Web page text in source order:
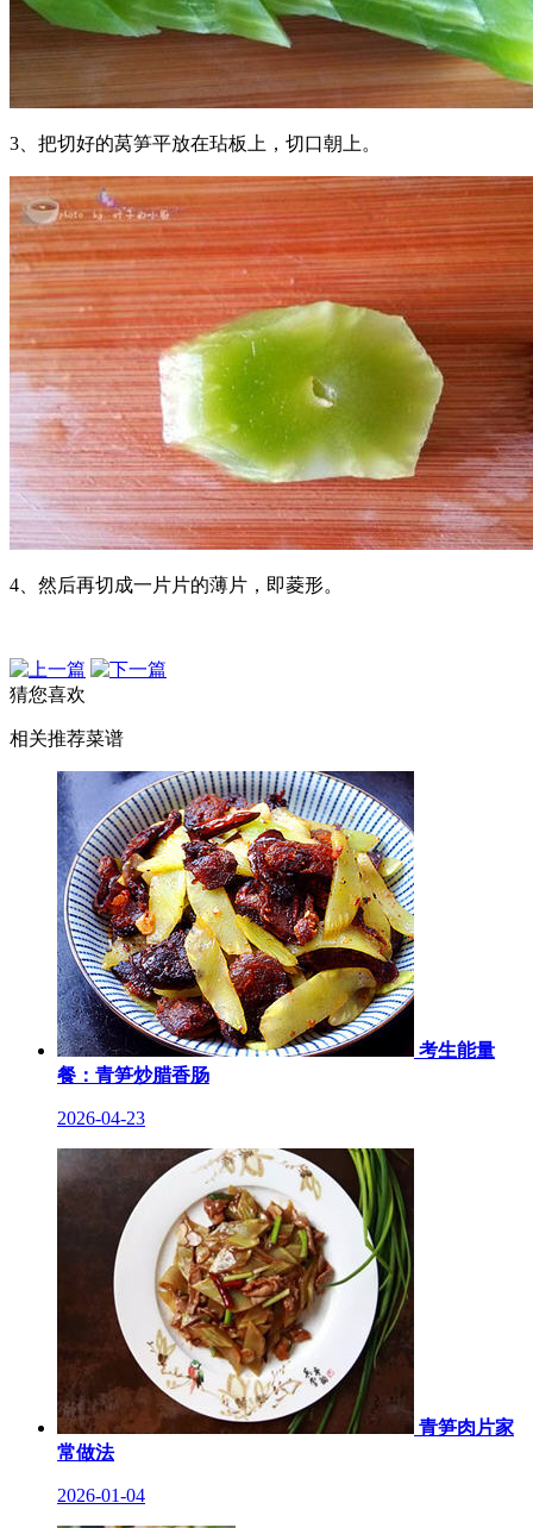
3、把切好的莴笋平放在玷板上，切口朝上。
4、然后再切成一片片的薄片，即菱形。
猜您喜欢
相关推荐菜谱
考生能量
餐：青笋炒腊香肠
2026-04-23
青笋肉片家
常做法
2026-01-04